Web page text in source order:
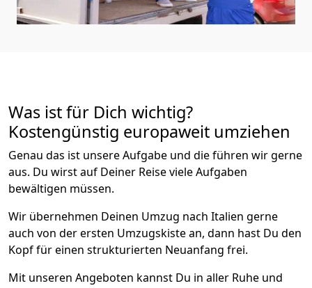
Was ist für Dich wichtig?
Kostengünstig europaweit umziehen
Genau das ist unsere Aufgabe und die führen wir gerne
aus. Du wirst auf Deiner Reise viele Aufgaben
bewältigen müssen.
Wir übernehmen Deinen Umzug nach Italien gerne
auch von der ersten Umzugskiste an, dann hast Du den
Kopf für einen strukturierten Neuanfang frei.
Mit unseren Angeboten kannst Du in aller Ruhe und